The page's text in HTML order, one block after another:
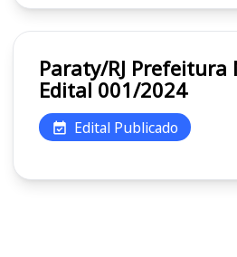
Paraty/RJ Prefeitura Municipal -
Edital 001/2024
Edital Publicado